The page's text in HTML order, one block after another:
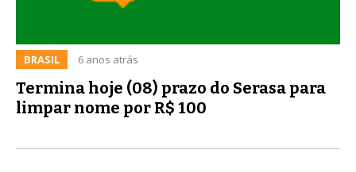
BRASIL 6 anos atrás
Termina hoje (08) prazo do Serasa para
limpar nome por R$ 100